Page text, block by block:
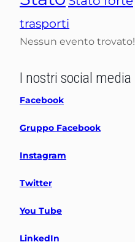
trasporti
Nessun evento trovato!
I nostri social media
Facebook
Gruppo Facebook
Instagram
Twitter
You Tube
LinkedIn